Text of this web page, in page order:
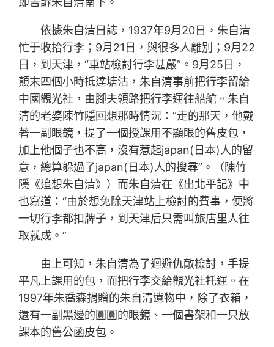
依據朱自清日誌，1937年9月20日，朱自清
忙于收拾行李；9月21日，與很多人離別；9月22
日，到天津，“車站檢討行李甚嚴”。9月25日，
顛末四個小時抵達塘沽，朱自清事前把行李留給
中國觀光社，由腳夫領路把行李運往船艙。朱自
清的老婆陳竹隱回想那時情況：“走的那天，他戴
著一副眼鏡，提了一個授課用不顯眼的舊皮包，
加上他個子也不高，沒有惹起japan(日本)人的留
意，總算躲過了japan(日本)人的搜尋”。（陳竹
隱《追想朱自清》）而朱自清在《出北平記》中
也寫道：“由於想免除天津站上檢討的費事，便將
一切行李都扣牌子，到天津后只需叫旅店里人往
取就成。”
由上可知，朱自清為了迴避仇敵檢討，手提
平凡上課用的包，而把行李交給觀光社托運。在
1997年朱喬森捐贈的朱自清遺物中，除了衣箱，
還有一副黑邊的圓圓的眼鏡、一個書架和一只放
課本的舊公函皮包。